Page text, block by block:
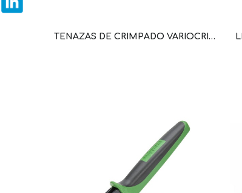
TENAZAS DE CRIMPADO VARIOCRIMP 4; TERMINALES O SIN CUELLO DE PLASTICO; DE 0,25 MM²-4 MM² (WAG100032 / 206-1204)